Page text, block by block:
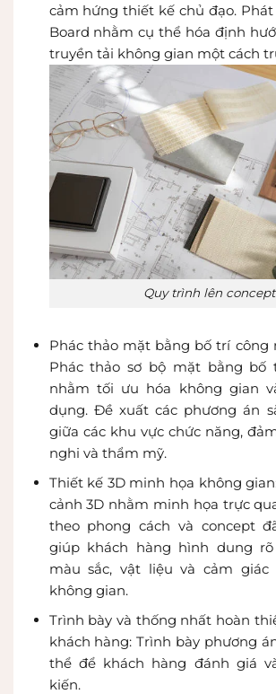
cảm hứng thiết kế chủ đạo.
Board nhằm cụ thể hóa định
truyền tải không gian một cách
Quy trình lên concept
Phác thảo mặt bằng bố trí công
Phác thảo sơ bộ mặt bằng bố
nhằm tối ưu hóa không gian
dụng. Đề xuất các phương án
giữa các khu vực chức năng,
nghi và thẩm mỹ.
Thiết kế 3D minh họa không
cảnh 3D nhằm minh họa trực
theo phong cách và concept
giúp khách hàng hình dung
màu sắc, vật liệu và cảm
không gian.
Trình bày và thống nhất hoàn
khách hàng: Trình bày phương
thể để khách hàng đánh giá
kiến.